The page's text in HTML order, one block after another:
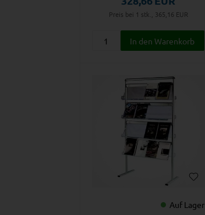
Preis bei 1 stk., 365,16 EUR
Auf Lager